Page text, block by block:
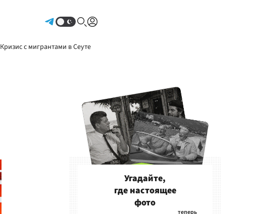
Кризис с мигрантами в Сеуте
Угадайте,
где настоящее
фото